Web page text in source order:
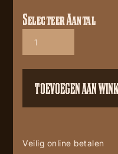
Caiman
brown
Selecteer Aantal
TOEVOEGEN AAN
Veilig online betalen